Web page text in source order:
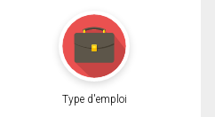
Type d'emploi